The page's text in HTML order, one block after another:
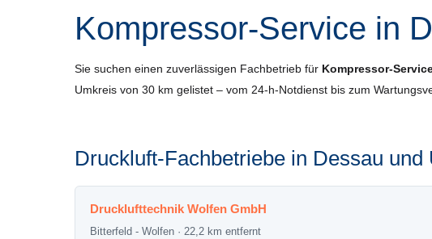
Kompressor-Service in
Sie suchen einen zuverlässigen Fachbetrieb für Kompressor-
Umkreis von 30 km gelistet – vom 24-h-Notdienst bis zum
Druckluft-Fachbetriebe in Dessau und
Drucklufttechnik Wolfen GmbH
Bitterfeld - Wolfen · 22,2 km entfernt